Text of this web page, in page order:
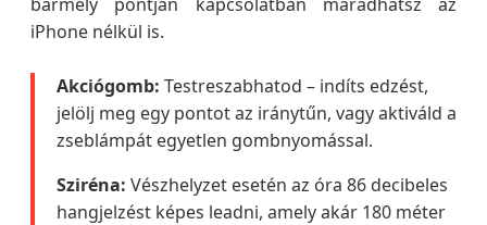
iPhone nélkül is.
Akciógomb: Testreszabhatod – indíts edzést,
jelölj meg egy pontot az iránytűn, vagy aktiváld a
zseblámpát egyetlen gombnyomással.
Sziréna: Vészhelyzet esetén az óra 86 decibeles
hangjelzést képes leadni, amely akár 180 méter